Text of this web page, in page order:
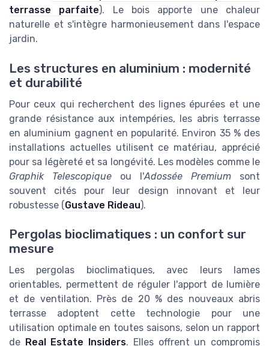
terrasse parfaite). Le bois apporte une chaleur
naturelle et s'intègre harmonieusement dans l'espace
jardin.
Les structures en aluminium : modernité
et durabilité
Pour ceux qui recherchent des lignes épurées et une
grande résistance aux intempéries, les abris terrasse
en aluminium gagnent en popularité. Environ 35 % des
installations actuelles utilisent ce matériau, apprécié
pour sa légèreté et sa longévité. Les modèles comme le
Graphik Telescopique ou l'Adossée Premium sont
souvent cités pour leur design innovant et leur
robustesse (Gustave Rideau).
Pergolas bioclimatiques : un confort sur
mesure
Les pergolas bioclimatiques, avec leurs lames
orientables, permettent de réguler l'apport de lumière
et de ventilation. Près de 20 % des nouveaux abris
terrasse adoptent cette technologie pour une
utilisation optimale en toutes saisons, selon un rapport
de Real Estate Insiders. Elles offrent un compromis